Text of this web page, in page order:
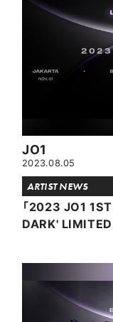
JO1
2023.08.05
ARTIST NEWS
「2023 JO1
DARK' LIMITED